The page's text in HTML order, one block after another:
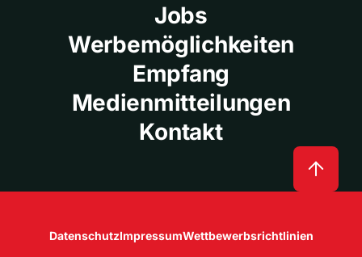
Jobs
Werbemöglichkeiten
Empfang
Medienmitteilungen
Kontakt
DatenschutzImpressumWettbewerbsrichtlinien